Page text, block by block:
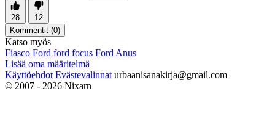
28
12
Kommentit (0)
Katso myös
Fiasco Ford ford focus Ford Anus
Lisää oma määritelmä
Käyttöehdot Evästevalinnat urbaanisanakirja@gmail.com
© 2007 - 2026 Nixarn